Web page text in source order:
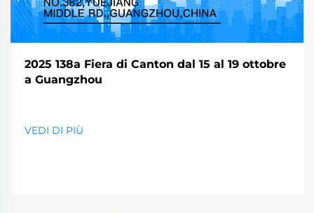
2025 138a Fiera di Canton dal 15 al 19 ottobre
a Guangzhou
VEDI DI PIÙ